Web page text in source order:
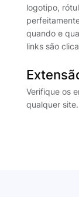
logotipo,
quando e
links são
Verifique os
qualquer site.